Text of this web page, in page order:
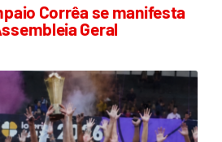
Corrêa se manifesta
Geral